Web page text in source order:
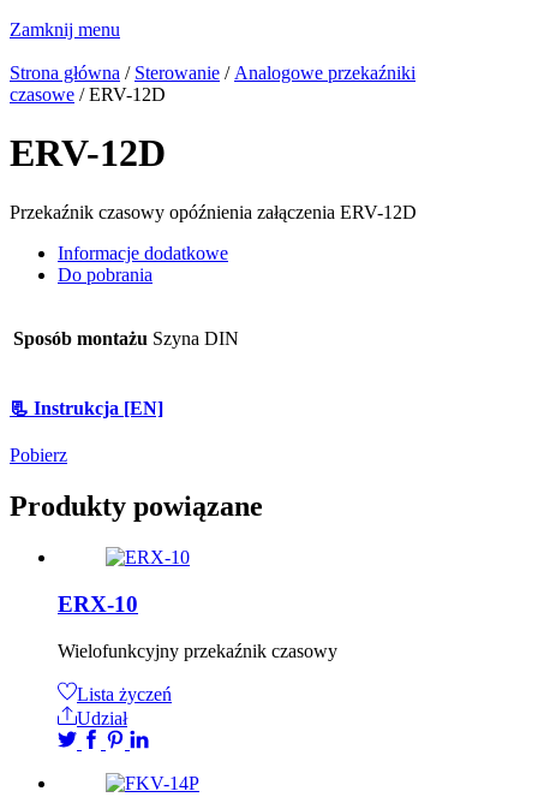
Zamknij menu
Strona główna / Sterowanie / Analogowe przekaźniki
czasowe / ERV-12D
ERV-12D
Przekaźnik czasowy opóźnienia załączenia ERV-12D
Informacje dodatkowe
Do pobrania
Sposób montażu Szyna DIN
📃 Instrukcja [EN]
Pobierz
Produkty powiązane
ERX-10
Wielofunkcyjny przekaźnik czasowy
Lista życzeń
Udział